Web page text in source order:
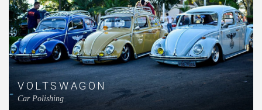
VOLTSWAGON
Car Polishing